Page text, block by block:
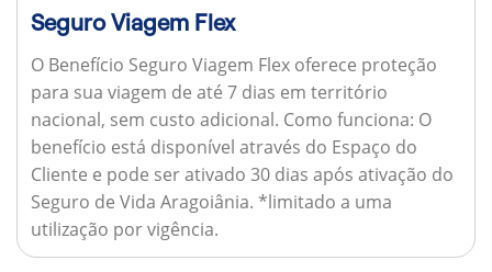
Seguro Viagem Flex
O Benefício Seguro Viagem Flex oferece proteção
para sua viagem de até 7 dias em território
nacional, sem custo adicional. Como funciona: O
benefício está disponível através do Espaço do
Cliente e pode ser ativado 30 dias após ativação do
Seguro de Vida Aragoiânia. *limitado a uma
utilização por vigência.